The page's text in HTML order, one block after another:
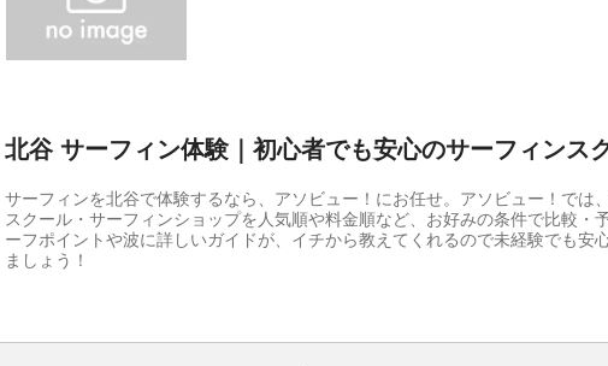
北谷 サーフィン体験｜初心者でも安心のサーフィンス
サーフィンを北谷で体験するなら、アソビュー！にお任せ。アソビュー！では
スクール・サーフィンショップを人気順や料金順など、お好みの条件で比較・
ーフポイントや波に詳しいガイドが、イチから教えてくれるので未経験でも安
ましょう！